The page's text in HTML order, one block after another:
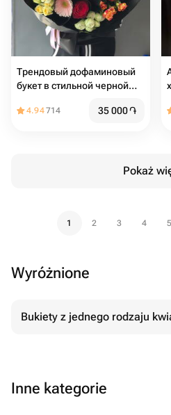
Трендовый дофаминовый
букет в стильной черной
4.94714 35 000֏
Pokaż
1 2 3 4 5
Wyróżnione
Bukiety z jednego rodzaju
Inne kategorie